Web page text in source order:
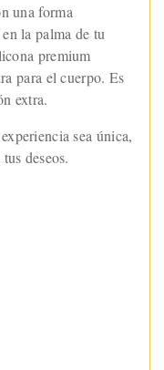
una forma
la palma de tu
premium
para el cuerpo. Es
extra.
sea única,
deseos.